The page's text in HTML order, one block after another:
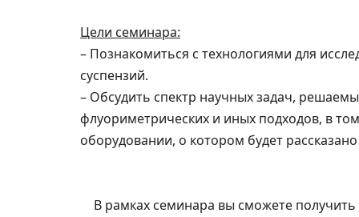
Цели семинара:
– Познакомиться с технологиями для
суспензий.
– Обсудить спектр научных задач,
флуориметрических и иных подходов, в
оборудовании, о котором будет
В рамках семинара вы сможете